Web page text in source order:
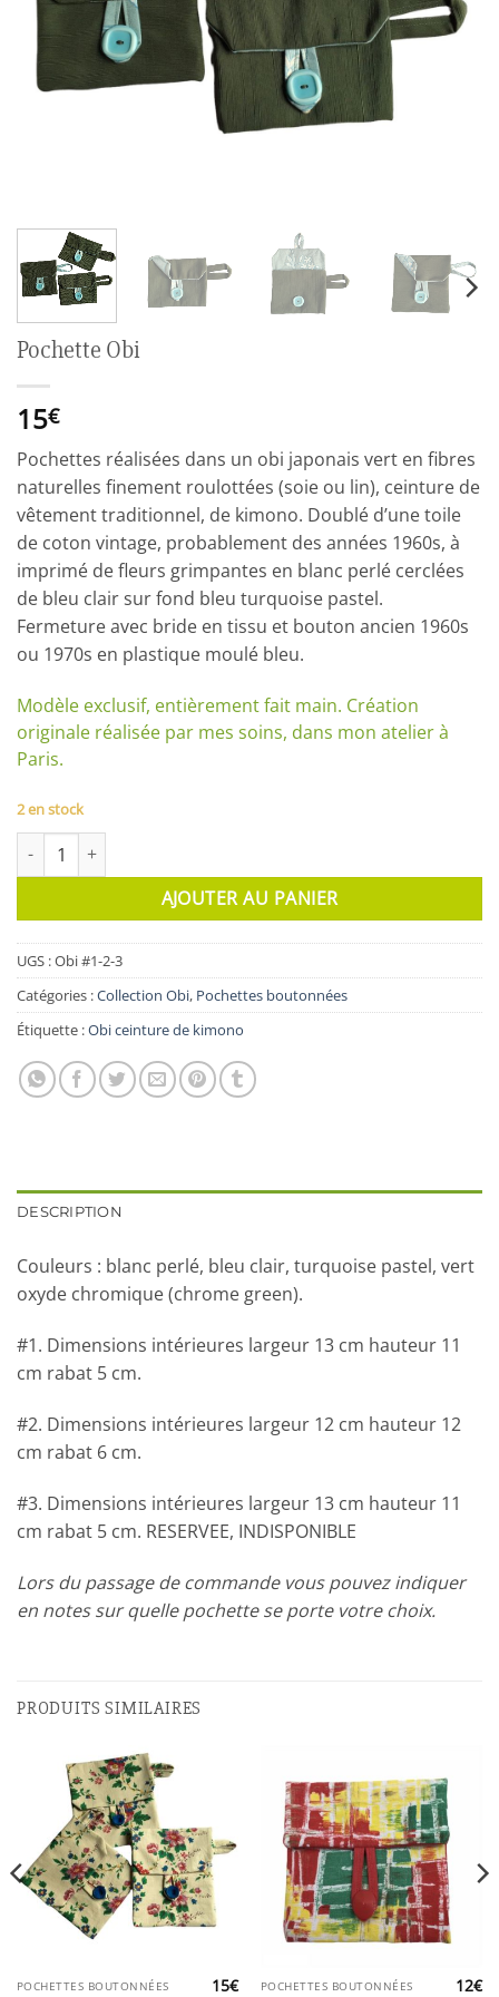
Pochette Obi
15€
Pochettes réalisées dans un obi japonais vert en fibres
naturelles finement roulottées (soie ou lin), ceinture de
vêtement traditionnel, de kimono. Doublé d’une toile
de coton vintage, probablement des années 1960s, à
imprimé de fleurs grimpantes en blanc perlé cerclées
de bleu clair sur fond bleu turquoise pastel.
Fermeture avec bride en tissu et bouton ancien 1960s
ou 1970s en plastique moulé bleu.
Modèle exclusif, entièrement fait main. Création
originale réalisée par mes soins, dans mon atelier à
Paris.
2 en stock
quantité de Pochette Obi
AJOUTER AU PANIER
UGS :Obi #1-2-3
Catégories :Collection Obi, Pochettes boutonnées
Étiquette :Obi ceinture de kimono
DESCRIPTION
Couleurs : blanc perlé, bleu clair, turquoise pastel, vert
oxyde chromique (chrome green).
#1. Dimensions intérieures largeur 13 cm hauteur 11
cm rabat 5 cm.
#2. Dimensions intérieures largeur 12 cm hauteur 12
cm rabat 6 cm.
#3. Dimensions intérieures largeur 13 cm hauteur 11
cm rabat 5 cm. RESERVEE, INDISPONIBLE
Lors du passage de commande vous pouvez indiquer
en notes sur quelle pochette se porte votre choix.
PRODUITS SIMILAIRES
POCHETTES BOUTONNÉES 15€ POCHETTES BOUTONNÉES 12€